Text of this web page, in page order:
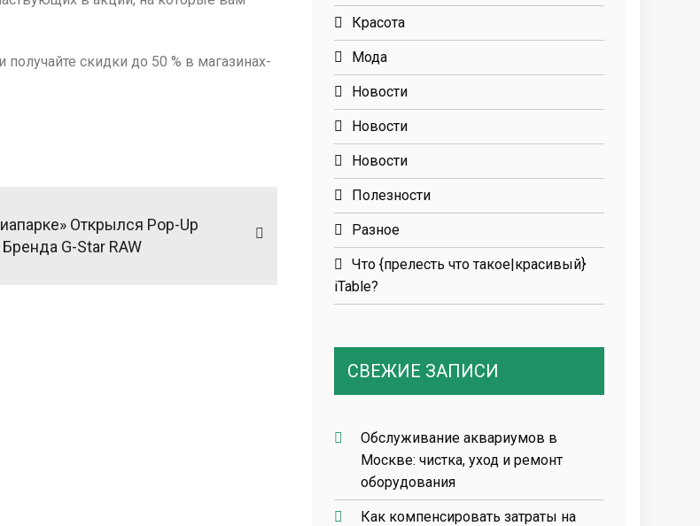
получайте скидки до 50 % в магазинах-
Открылся Pop-Up
G-Star RAW
Красота
Мода
Новости
Новости
Новости
Полезности
Разное
Что {прелесть что такое|красивый}
iTable?
СВЕЖИЕ ЗАПИСИ
Обслуживание аквариумов в
Москве: чистка, уход и ремонт
оборудования
Как компенсировать затраты на